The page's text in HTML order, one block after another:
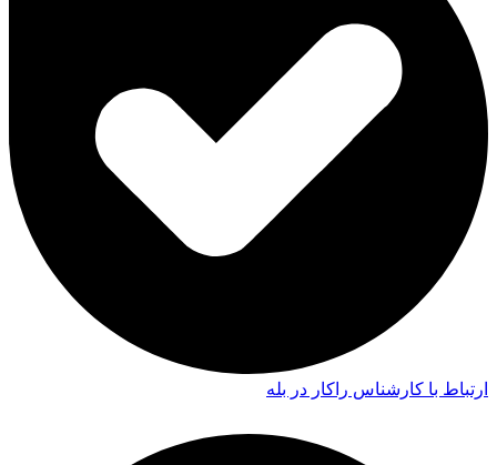
ارتباط با کارشناس راکار در بله